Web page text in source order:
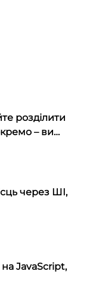
розділити
– ви
через ШІ,
JavaScript,